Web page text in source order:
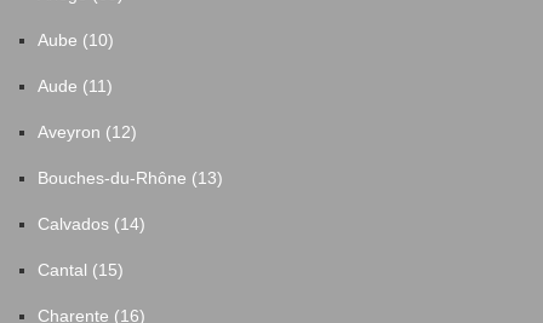
Aube (10)
Aude (11)
Aveyron (12)
Bouches-du-Rhône (13)
Calvados (14)
Cantal (15)
Charente (16)